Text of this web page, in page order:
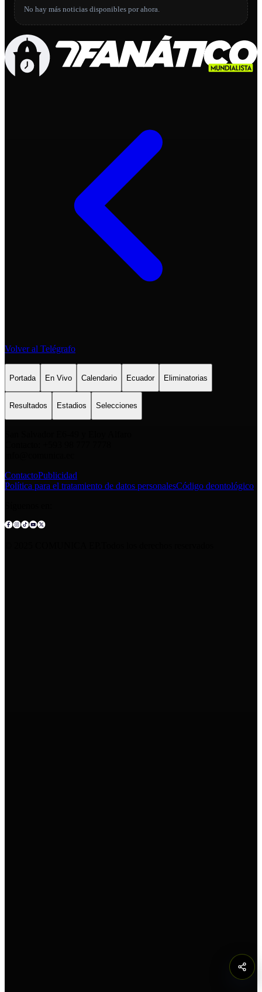
No hay más noticias disponibles por ahora.
Volver al Telégrafo
Portada En Vivo Calendario Ecuador Eliminatorias
Resultados Estadios Selecciones
ContactoPublicidad
Política para el tratamiento de datos personalesCódigo deontológico